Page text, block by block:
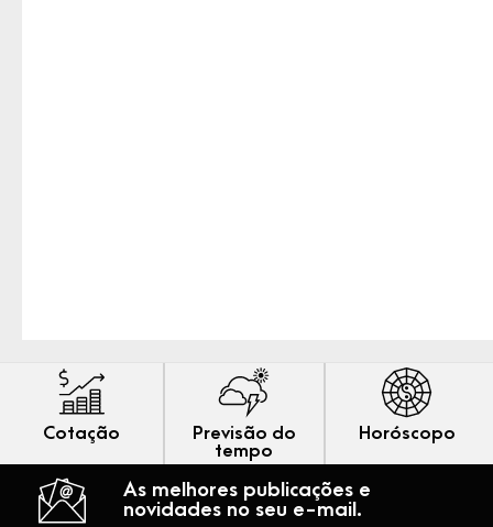
Cotação
Previsão do
tempo
Horóscopo
As melhores publicações e
novidades no seu e-mail.